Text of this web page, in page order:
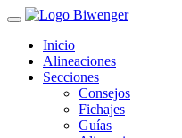
Inicio
Alineaciones
Secciones
Consejos
Fichajes
Guías